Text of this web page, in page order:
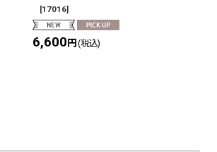
[17016]
6,600円 (税込)